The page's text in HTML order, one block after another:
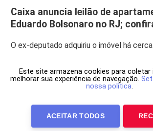
Caixa anuncia leilão de
Eduardo Bolsonaro no RJ;
O ex-deputado adquiriu o imóvel há
Este site armazena cookies para
melhorar sua experiência de navegação.
nossa política.
ACEITAR TODOS